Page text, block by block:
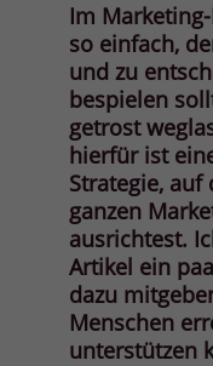
Im
so einfach,
und zu
bespielen
getrost
hierfür ist
Strategie, auf
ganzen
ausrichtest.
Artikel ein
dazu
Menschen
unterstützen